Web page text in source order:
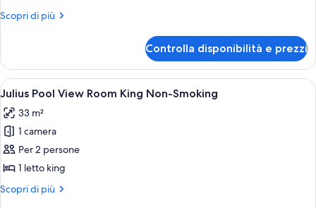
Scopri di più
Altri
Controlla disponibilità e prezzi
Apri
tutte
le
foto
per
Julius
Pool
View
Una camera d'albergo con un letto
4
Julius Pool View Room King Non-Smoking
33 m²
1 camera
Per 2 persone
1 letto king
Scopri di più
Altri